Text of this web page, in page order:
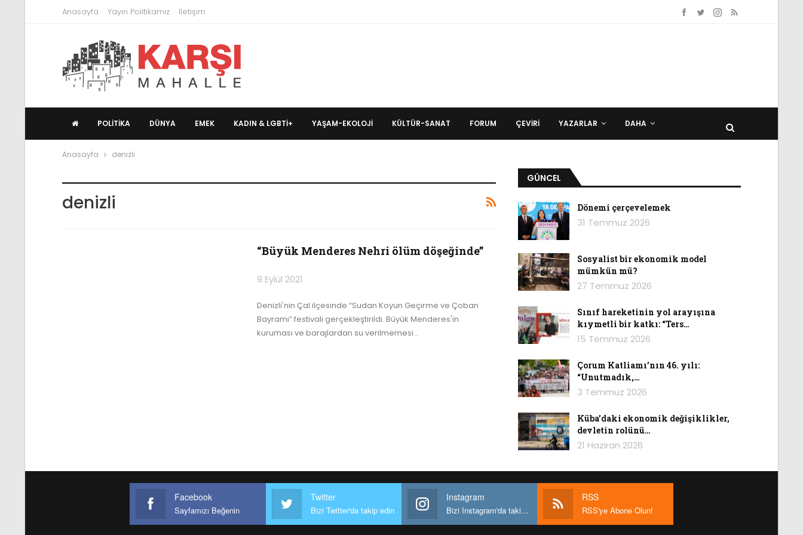
Anasayfa Yayın Politikamız İletişim
POLITIKA DÜNYA EMEK KADIN & LGBTİ+ YAŞAM-EKOLOJI KÜLTÜR-SANAT FORUM ÇEVIRI YAZARLAR DAHA
Anasayfa denizli
denizli
“Büyük Menderes Nehri ölüm döşeğinde”
9 Eylül 2021
Denizli'nin Çal ilçesinde “Sudan Koyun Geçirme ve Çoban
Bayramı” festivali gerçekleştirildi. Büyük Menderes'in
kuruması ve barajlardan su verilmemesi…
GÜNCEL
Dönemi çerçevelemek
31 Temmuz 2026
Sosyalist bir ekonomik model
mümkün mü?
27 Temmuz 2026
Sınıf hareketinin yol arayışına
kıymetli bir katkı: “Ters…
15 Temmuz 2026
Çorum Katliamı’nın 46. yılı:
“Unutmadık,…
3 Temmuz 2026
Küba’daki ekonomik değişiklikler,
devletin rolünü…
21 Haziran 2026
Facebook
Sayfamızı Beğenin
Twitter
Bizi Twitter'da takip edin
Instagram
Bizi Instagram'da takip edin
RSS
RSS'ye Abone Olun!